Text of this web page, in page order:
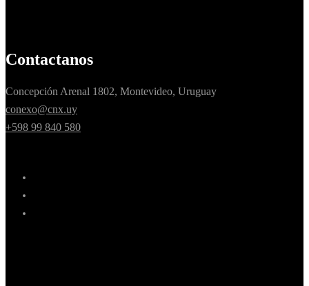
Contactanos
Concepción Arenal 1802, Montevideo, Uruguay
conexo@cnx.uy
+598 99 840 580